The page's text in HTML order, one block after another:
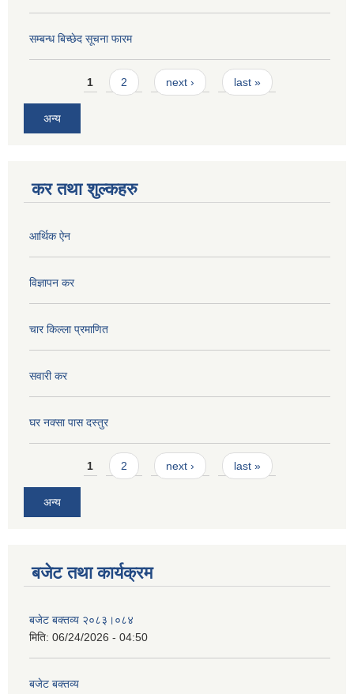
सम्बन्ध बिच्छेद सूचना फारम
Pages1 2 next › last »
अन्य
कर तथा शुल्कहरु
आर्थिक ऐन
विज्ञापन कर
चार किल्ला प्रमाणित
सवारी कर
घर नक्सा पास दस्तुर
Pages1 2 next › last »
अन्य
बजेट तथा कार्यक्रम
बजेट बक्तव्य २०८३।०८४
मिति: 06/24/2026 - 04:50
बजेट बक्तव्य